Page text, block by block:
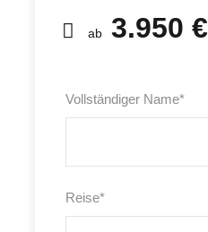
ab 3.950
Vollständiger Name*
Reise*